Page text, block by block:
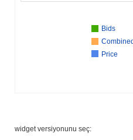
Bids
Price
widget versiyonunu seç: